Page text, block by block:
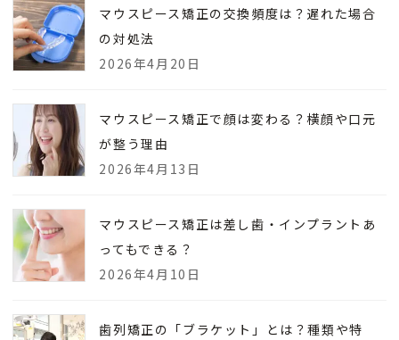
マウスピース矯正の交換頻度は？遅れた場合
の対処法
2026年4月20日
マウスピース矯正で顔は変わる？横顔や口元
が整う理由
2026年4月13日
マウスピース矯正は差し歯・インプラントあ
ってもできる？
2026年4月10日
歯列矯正の「ブラケット」とは？種類や特